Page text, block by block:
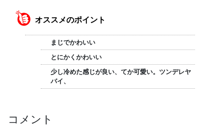
オススメのポイント
まじでかわいい
とにかくかわいい
少し冷めた感じが良い、てか可愛い。ツンデレヤ
バイ、
コメント